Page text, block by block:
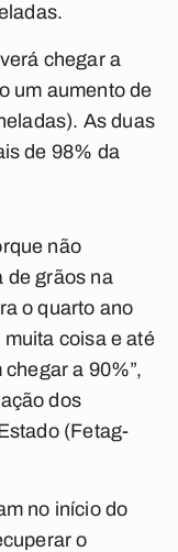
chegar a
um aumento de
As duas
de 98% da
não
de grãos na
o quarto ano
coisa e até
a 90%”,
dos
(Fetag-
no início do
o